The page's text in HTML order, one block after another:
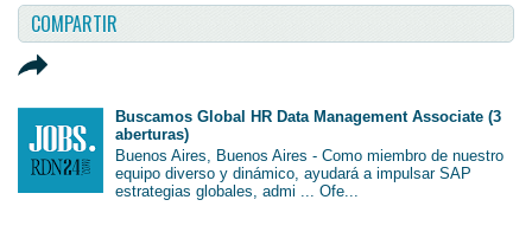
COMPARTIR
Buscamos Global HR Data Management Associate (3
aberturas)
Buenos Aires, Buenos Aires - Como miembro de nuestro
equipo diverso y dinámico, ayudará a impulsar SAP
estrategias globales, admi ... Ofe...